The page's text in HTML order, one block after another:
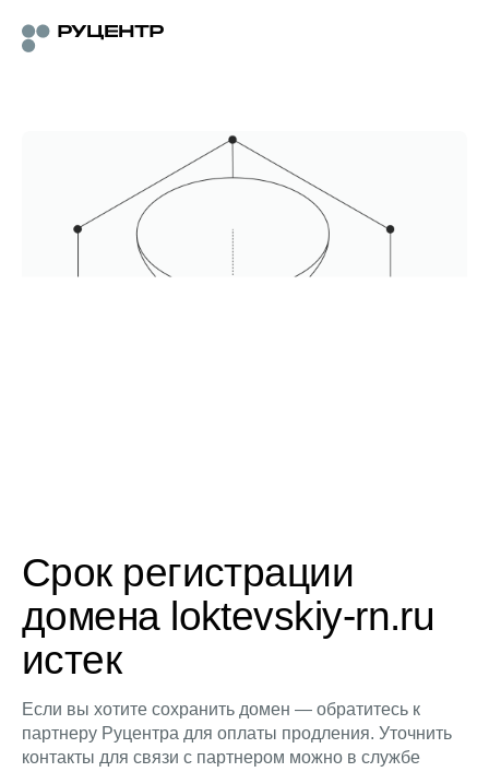
Срок регистрации
домена loktevskiy-rn.ru
истек
Если вы хотите сохранить домен — обратитесь к
партнеру Руцентра для оплаты продления. Уточнить
контакты для связи с партнером можно в службе